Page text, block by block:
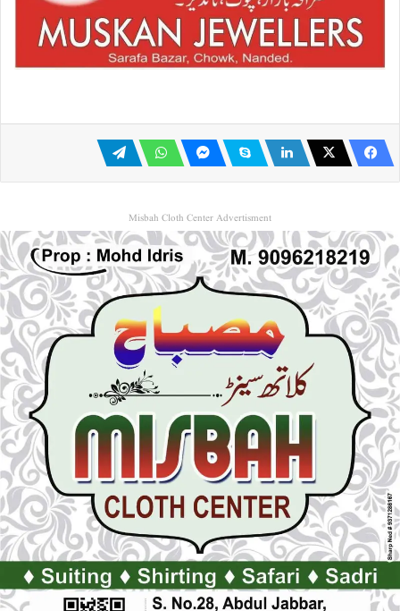
Misbah Cloth Center Advertisment